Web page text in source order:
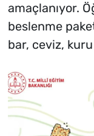
amaçlanıyor.
beslenme
bar, ceviz,